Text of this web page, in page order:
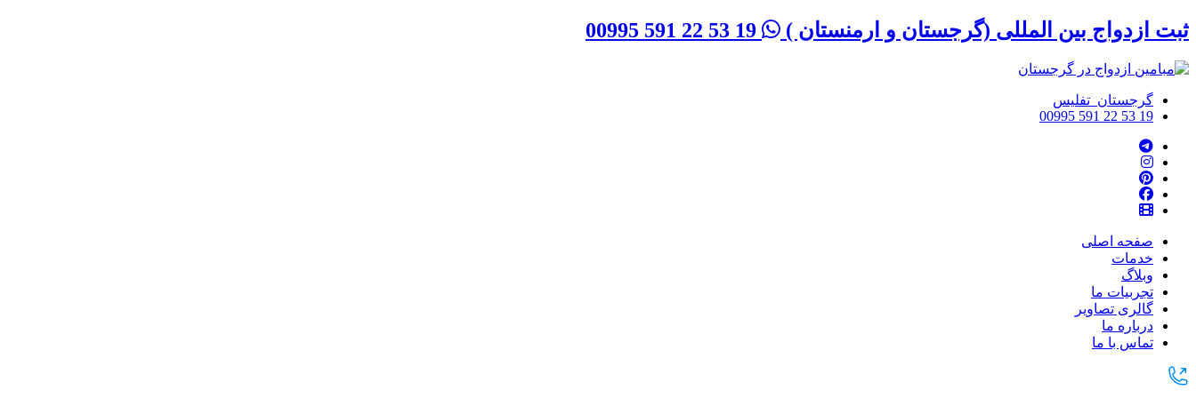
ثبت ازدواج بین المللی (گرجستان و ارمنستان ) 00995 591 22 53 19
گرجستان تفلیس
00995 591 22 53 19
صفحه اصلی
خدمات
وبلاگ
تجربیات ما
گالری تصاویر
درباره ما
تماس با ما